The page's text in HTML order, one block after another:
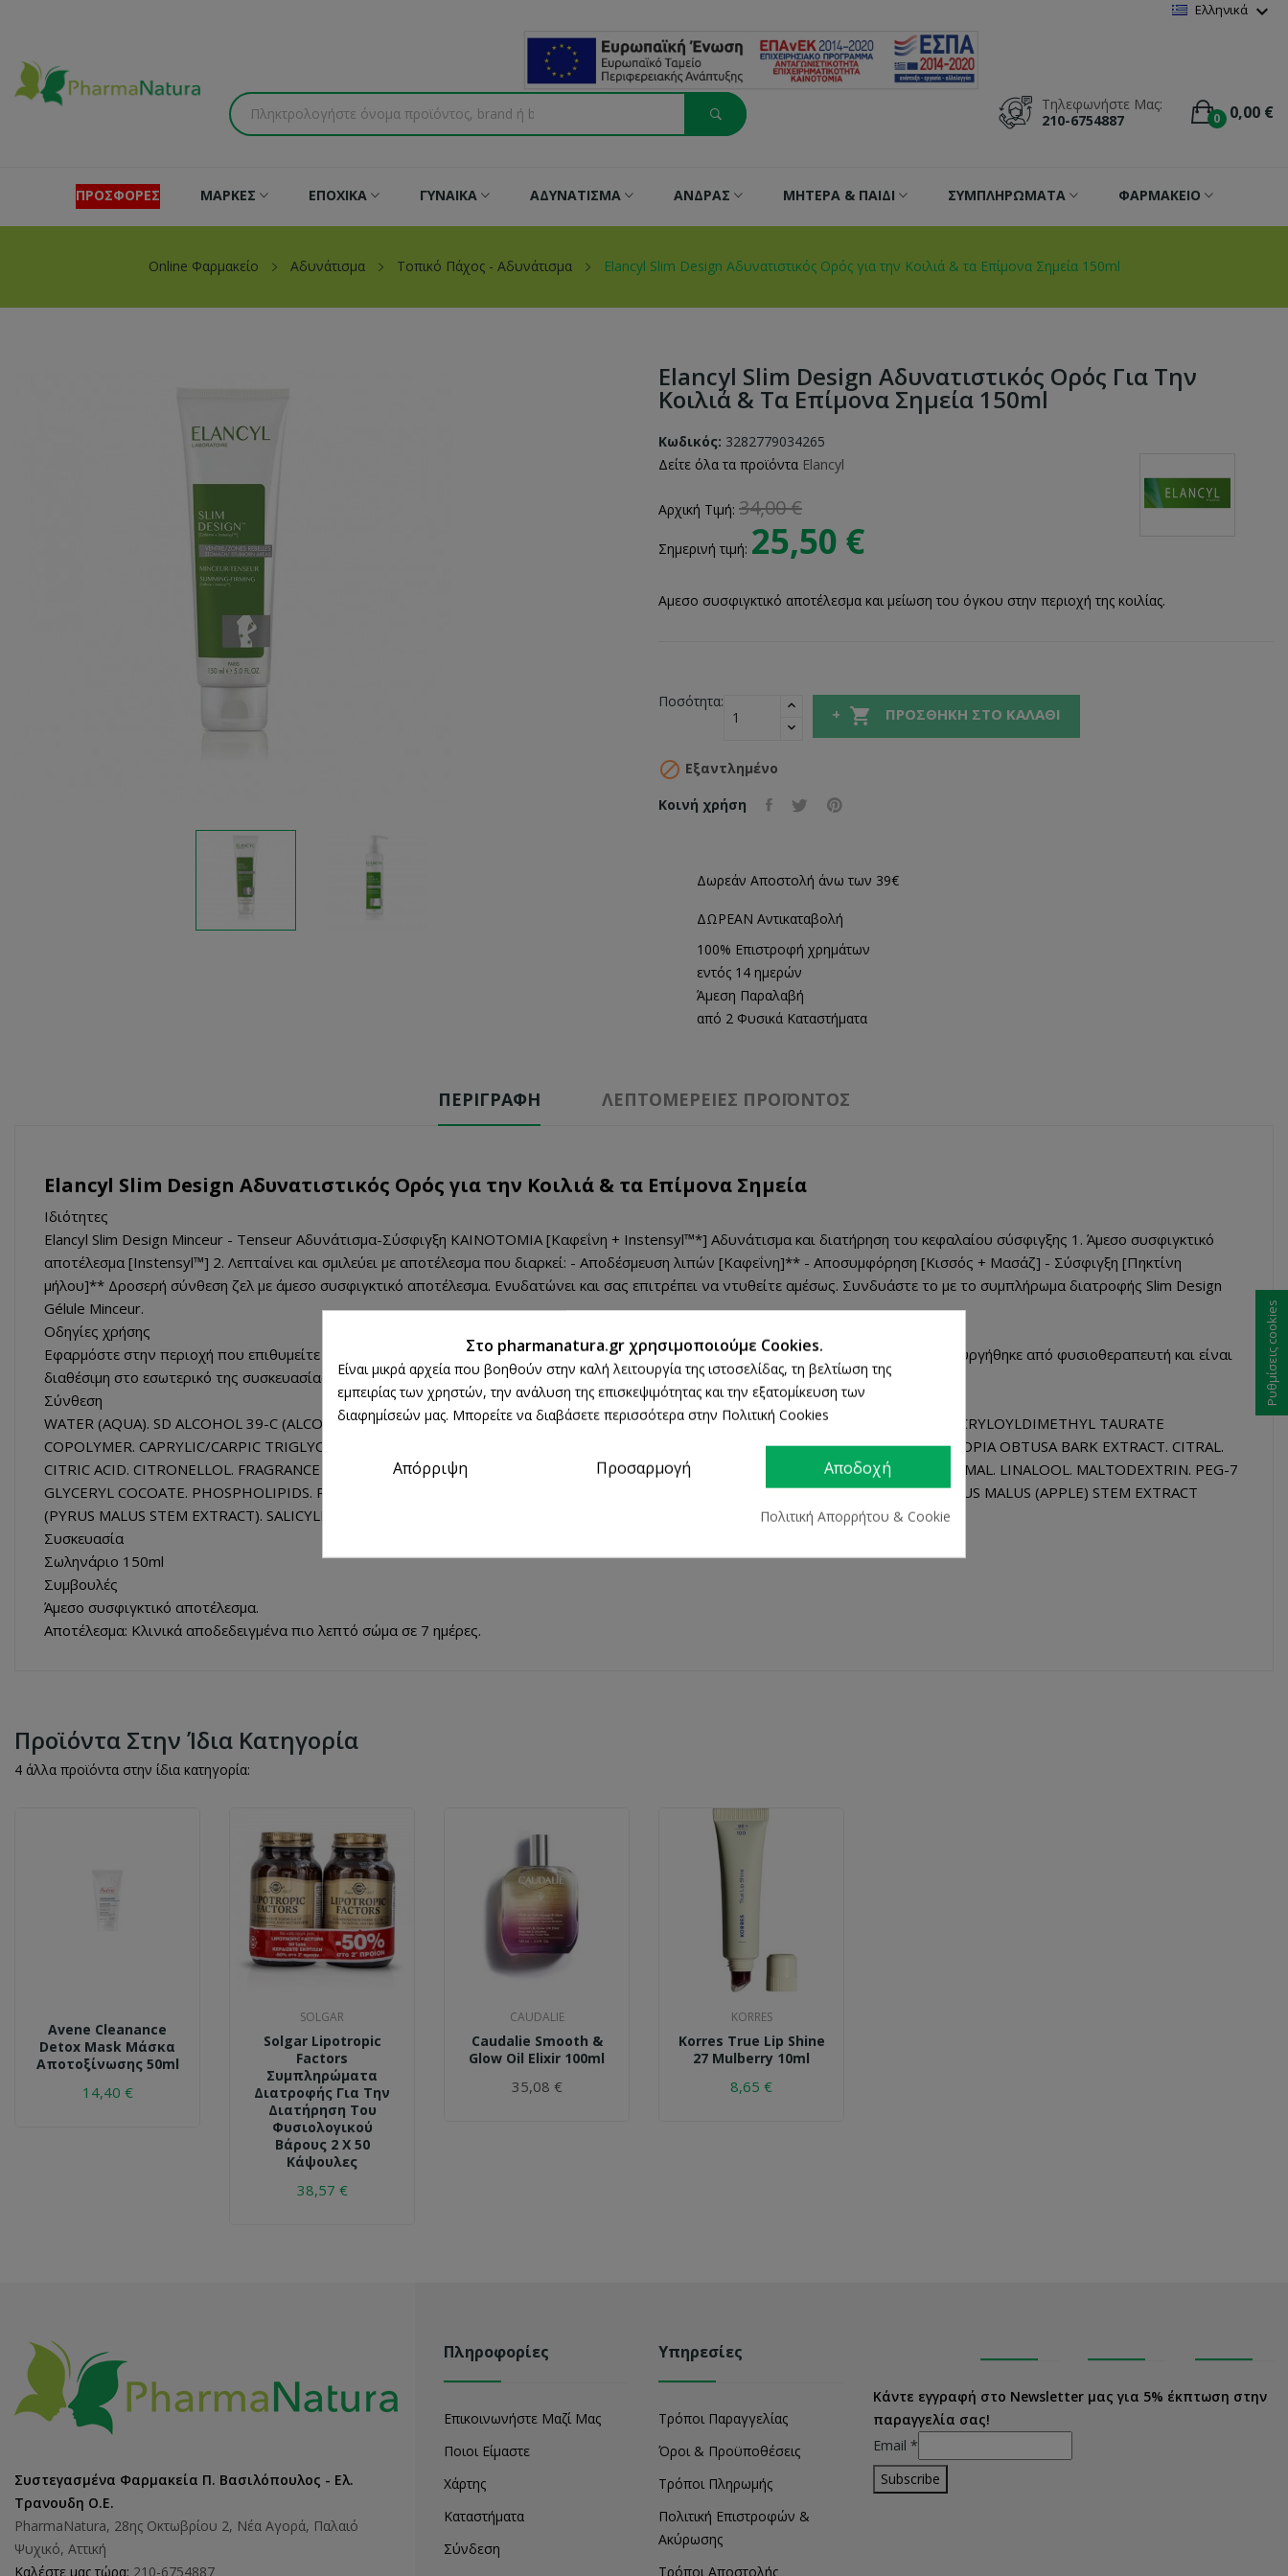
Ελληνικά expand_more
0 0,00 €
Τηλεφωνήστε Μας:
210-6754887
ΠΡΟΣΦΟΡΕΣ ΜΑΡΚΕΣ ΕΠΟΧΙΚΑ ΓΥΝΑΙΚΑ ΑΔΥΝΑΤΙΣΜΑ ΑΝΔΡΑΣ ΜΗΤΕΡΑ & ΠΑΙΔΙ ΣΥΜΠΛΗΡΩΜΑΤΑ ΦΑΡΜΑΚΕΙΟ
Online Φαρμακείο Αδυνάτισμα Τοπικό Πάχος - Αδυνάτισμα Elancyl Slim Design Αδυνατιστικός Ορός για την Κοιλιά & τα Επίμονα Σημεία 150ml
Elancyl Slim Design Αδυνατιστικός Ορός Για Την
Κοιλιά & Τα Επίμονα Σημεία 150ml
Κωδικός: 3282779034265
Δείτε όλα τα προϊόντα Elancyl
Αρχική Τιμή: 34,00 €
Σημερινή τιμή: 25,50 €
Aμεσο συσφιγκτικό αποτέλεσμα και μείωση του όγκου στην περιοχή της κοιλίας.
Ποσότητα:
 ΠΡΟΣΘΉΚΗ ΣΤΟ ΚΑΛΆΘΙ
 Εξαντλημένο
Κοινή χρήση
Δωρεάν Αποστολή άνω των 39€
ΔΩΡΕΑΝ Αντικαταβολή
100% Επιστροφή χρημάτων
εντός 14 ημερών
Άμεση Παραλαβή
από 2 Φυσικά Καταστήματα
ΠΕΡΙΓΡΑΦΉ ΛΕΠΤΟΜΈΡΕΙΕΣ ΠΡΟΪΌΝΤΟΣ
Elancyl Slim Design Αδυνατιστικός Ορός για την Κοιλιά & τα Επίμονα Σημεία
Ιδιότητες
Elancyl Slim Design Minceur - Tenseur Αδυνάτισμα-Σύσφιγξη ΚΑΙΝΟΤΟΜΙΑ [Καφεΐνη + Instensyl™*] Αδυνάτισμα και διατήρηση του κεφαλαίου σύσφιγξης 1. Άμεσο συσφιγκτικό
αποτέλεσμα [Instensyl™] 2. Λεπταίνει και σμιλεύει με αποτέλεσμα που διαρκεί: - Αποδέσμευση λιπών [Καφεΐνη]** - Αποσυμφόρηση [Κισσός + Μασάζ] - Σύσφιγξη [Πηκτίνη
μήλου]** Δροσερή σύνθεση ζελ με άμεσο συσφιγκτικό αποτέλεσμα. Ενυδατώνει και σας επιτρέπει να ντυθείτε αμέσως. Συνδυάστε το με το συμπλήρωμα διατροφής Slim Design
Gélule Minceur.
Οδηγίες χρήσης
Εφαρμόστε στην περιοχή που επιθυμείτε (κοιλιά, γοφούς, χέρια) ακολουθώντας τη μέθοδο μασάζ των Εργαστηρίων ELANCYL που δημιουργήθηκε από φυσιοθεραπευτή και είναι
διαθέσιμη στο εσωτερικό της συσκευασίας. Αποφύγετε την επαφή με τα μάτια. Να μη χρησιμοποιείται σε ερεθισμένο δέρμα.
Σύνθεση
WATER (AQUA). SD ALCOHOL 39-C (ALCOHOL DENAT). GLYCERIN. DIMETHICONE. CAFFEINE. HYDROXYETHANOL ACRYLATE/SODIUM ACRYLOYLDIMETHYL TAURATE
COPOLYMER. CAPRYLIC/CARPIC TRIGLYCERIDE. PROPANEDIOL. TRIETHANOLAMINE. 1, 2-HEXANEDIOL. BHT. CAPRYLYL GLYCOL. CECROPIA OBTUSA BARK EXTRACT. CITRAL.
CITRIC ACID. CITRONELLOL. FRAGRANCE (PARFUM). GERANIOL. HEDERA HELIX (IVY) EXTRACT (HEDERA HELIX EXTRACT). HEXYL CINNAMAL. LINALOOL. MALTODEXTRIN. PEG-7
GLYCERYL COCOATE. PHOSPHOLIPIDS. POLYSORBATE 60. PYRUS MALUS (APPLE) PULP EXTRACT (PYRUS MALUS PULP EXTRACT). PYRUS MALUS (APPLE) STEM EXTRACT
(PYRUS MALUS STEM EXTRACT). SALICYLIC ACID. SORBITAN ISOSTEARATE. TAPIOCA STARCH. XANTHAM GUM.
Συσκευασία
Σωληνάριο 150ml
Συμβουλές
Άμεσο συσφιγκτικό αποτέλεσμα.
Αποτέλεσμα: Κλινικά αποδεδειγμένα πιο λεπτό σώμα σε 7 ημέρες.
Προϊόντα Στην Ίδια Κατηγορία
4 άλλα προϊόντα στην ίδια κατηγορία:
Avene Cleanance
Detox Mask Μάσκα
Aποτοξίνωσης 50ml
14,40 €
SOLGAR
Solgar Lipotropic
Factors
Συμπληρώματα
Διατροφής Για Την
Διατήρηση Του
Φυσιολογικού
Βάρους 2 X 50
Κάψουλες
38,57 €
CAUDALIE
Caudalie Smooth &
Glow Oil Elixir 100ml
35,08 €
KORRES
Korres True Lip Shine
27 Mulberry 10ml
8,65 €
Συστεγασμένα Φαρμακεία Π. Βασιλόπουλος - Ελ.
Τρανουδη Ο.Ε.
PharmaNatura, 28ης Οκτωβρίου 2, Νέα Αγορά, Παλαιό
Ψυχικό, Αττική
Καλέστε μας τώρα: 210-6754887
Πληροφορίες
Επικοινωνήστε Μαζί Μας
Ποιοι Είμαστε
Χάρτης
Καταστήματα
Σύνδεση
Υπηρεσίες
Τρόποι Παραγγελίας
Όροι & Προϋποθέσεις
Τρόποι Πληρωμής
Πολιτική Επιστροφών &
Ακύρωσης
Τρόποι Αποστολής
Κάντε εγγραφή στο Newsletter μας για 5% έκπτωση στην
παραγγελία σας!
Email *
Στο pharmanatura.gr χρησιμοποιούμε Cookies.
Είναι μικρά αρχεία που βοηθούν στην καλή λειτουργία της ιστοσελίδας, τη βελτίωση της
εμπειρίας των χρηστών, την ανάλυση της επισκεψιμότητας και την εξατομίκευση των
διαφημίσεών μας. Μπορείτε να διαβάσετε περισσότερα στην Πολιτική Cookies
Απόρριψη Προσαρμογή Αποδοχή
Πολιτική Απορρήτου & Cookie
Ρυθμίσεις cookies